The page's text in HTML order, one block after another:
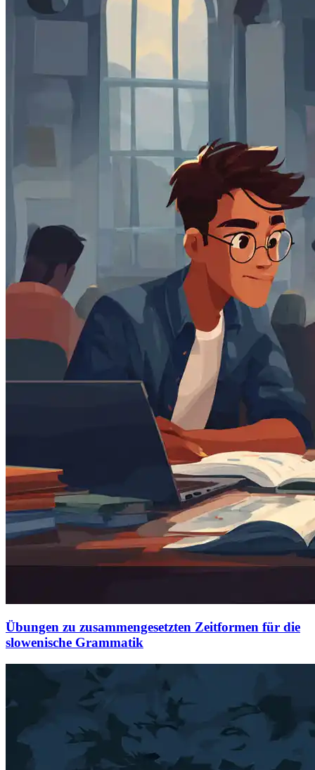
Übungen zu zusammengesetzten Zeitformen für die
slowenische Grammatik